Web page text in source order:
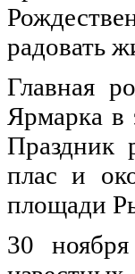
радовать
Главная
Ярмарка в
Праздник
плас и
площади
30